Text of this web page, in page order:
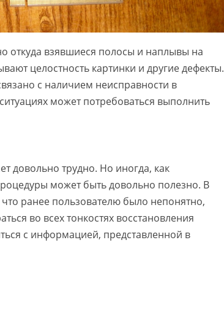
откуда взявшиеся полосы и наплывы на
целостность картинки и другие дефекты.
с наличием неисправности в
может потребоваться выполнить
довольно трудно. Но иногда, как
может быть довольно полезно. В
ранее пользователю было непонятно,
во всех тонкостях восстановления
с информацией, представленной в